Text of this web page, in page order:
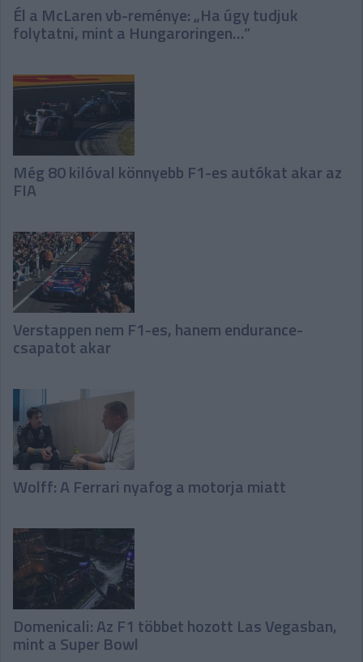
Él a McLaren vb-reménye: „Ha úgy tudjuk
folytatni, mint a Hungaroringen…”
Még 80 kilóval könnyebb F1-es autókat akar az
FIA
Verstappen nem F1-es, hanem endurance-
csapatot akar
Wolff: A Ferrari nyafog a motorja miatt
Domenicali: Az F1 többet hozott Las Vegasban,
mint a Super Bowl